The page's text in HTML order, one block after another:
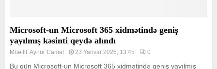
Microsoft-un Microsoft 365 xidmətində geniş
yayılmış kəsinti qeydə alındı
Müəllif:Aynur Camal 23 Yanvar 2026, 13:45 0
Bu gün Microsoft-un Microsoft 365 xidmətində geniş yayılmış